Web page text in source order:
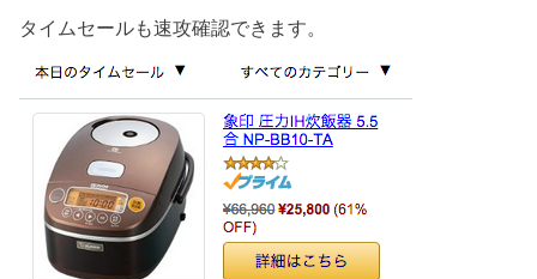
タイムセールも速攻確認できます。